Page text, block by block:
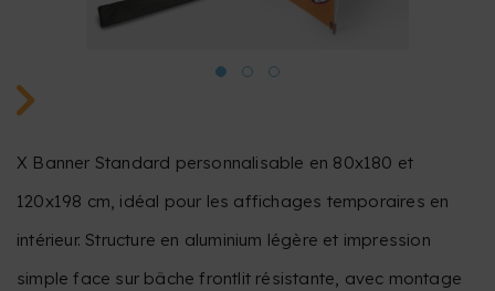
X Banner Standard personnalisable en 80x180 et
120x198 cm, idéal pour les affichages temporaires en
intérieur. Structure en aluminium légère et impression
simple face sur bâche frontlit résistante, avec montage